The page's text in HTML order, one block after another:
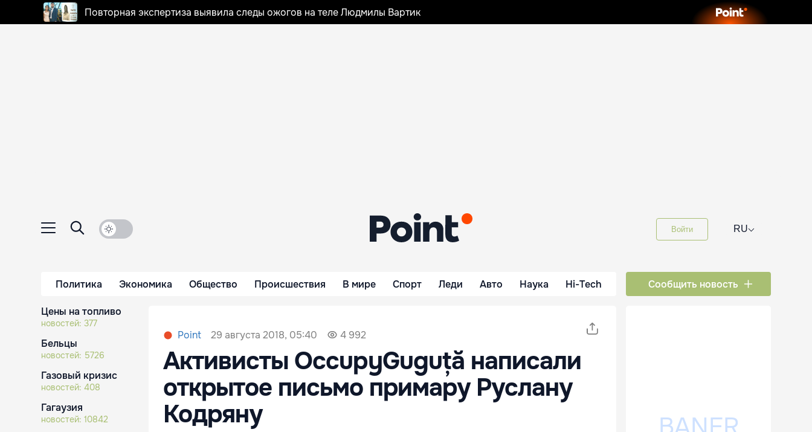
Повторная экспертиза выявила следы ожогов на теле Людмилы Вартик
Войти RU⌵
Политика Экономика Общество Происшествия В мире Спорт Леди Авто Наука Hi-Tech Сообщить новость
Цены на топливо
новостей: 377
Бельцы
новостей: 5726
Газовый кризис
новостей: 408
Гагаузия
новостей: 10842
Point 29 августа 2018, 05:40 4 992
Активисты OccupyGuguță написали
открытое письмо примару Руслану
Кодряну